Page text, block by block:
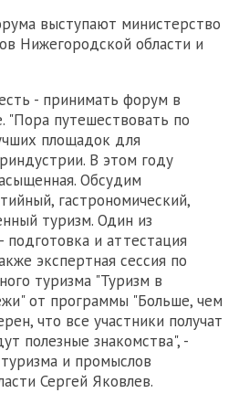
выступают министерство
Нижегородской области и
- принимать форум в
путешествовать по
площадок для
В этом году
Обсудим
гастрономический,
туризм. Один из
и аттестация
экспертная сессия по
туризма "Туризм в
от программы "Больше, чем
что все участники получат
полезные знакомства", -
и промыслов
Сергей Яковлев.